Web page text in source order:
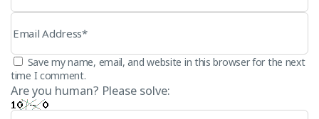
Save my name, email, and website in this browser for the next
time I comment.
Are you human? Please solve: